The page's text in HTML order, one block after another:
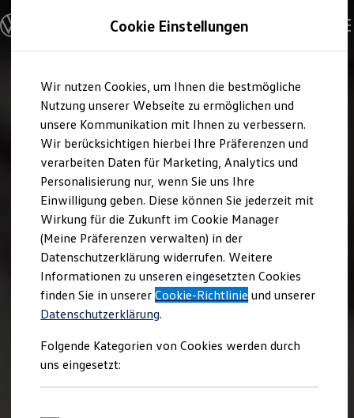
Hauptinhalt
springen
Footer
springen
Modelle und Konfigurator
Konfigurator
Modelle vergleichen
Elektroautos
ENERGY Sondermodelle
Nutzfahrzeuge
SUV und CUV
Familienautos
Kombis
Kompaktwagen
Sportwagen
Schnell verfügbare Fahrzeuge
Angebote und Produkte
Aktuelle Angebote
E-Auto-Förderung
Volkswagen Marktplatz
Die ENERGY Sondermodelle
Junge Gebrauchtwagen und Gebrauchtwagen
Volkswagen Zertifizierte Gebrauchtwagen
Elektromobilität bei Gebrauchtwagen
Saisonangebote
Reifenpakete
Leasing
Leasing-Angebote
Cookie Einstellungen
Wir nutzen Cookies, um Ihnen die bestmögliche
Nutzung unserer Webseite zu ermöglichen und
unsere Kommunikation mit Ihnen zu verbessern.
Wir berücksichtigen hierbei Ihre Präferenzen und
verarbeiten Daten für Marketing, Analytics und
Personalisierung nur, wenn Sie uns Ihre
Einwilligung geben. Diese können Sie jederzeit mit
Wirkung für die Zukunft im Cookie Manager
(Meine Präferenzen verwalten) in der
Datenschutzerklärung widerrufen. Weitere
Informationen zu unseren eingesetzten Cookies
finden Sie in unsererCookie-Richtlinie und unserer
Datenschutzerklärung.
Folgende Kategorien von Cookies werden durch
uns eingesetzt: